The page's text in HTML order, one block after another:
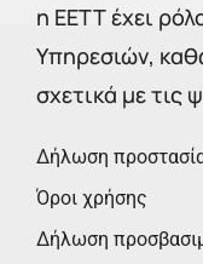
η ΕΕΤΤ έχει
Υπηρεσιών,
σχετικά με τις
Δήλωση
Όροι χρήσης
Δήλωση